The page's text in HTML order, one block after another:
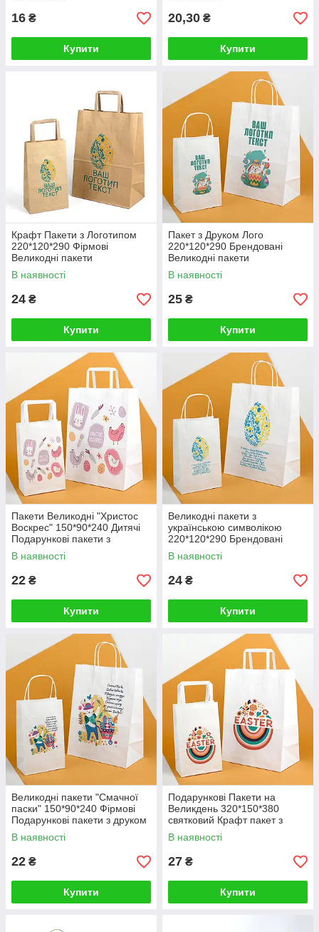
16 ₴
Купити
20,30 ₴
Купити
Крафт Пакети з Логотипом
220*120*290 Фірмові
Великодні пакети
подарункові
В наявності
24 ₴
Купити
Пакет з Друком Лого
220*120*290 Брендовані
Великодні пакети
подарункові
В наявності
25 ₴
Купити
Пакети Великодні "Христос
Воскрес" 150*90*240 Дитячі
Подарункові пакети з
великоднім кроликом
В наявності
22 ₴
Купити
Великодні пакети з
українською символікою
220*120*290 Брендовані
Подарункові пакети з друком
Лого
В наявності
24 ₴
Купити
Великодні пакети "Смачної
паски" 150*90*240 Фірмові
Подарункові пакети з друком
Лого
В наявності
22 ₴
Купити
Подарункові Пакети на
Великдень 320*150*380
святковий Крафт пакет з
малюнком "Easter"
В наявності
27 ₴
Купити